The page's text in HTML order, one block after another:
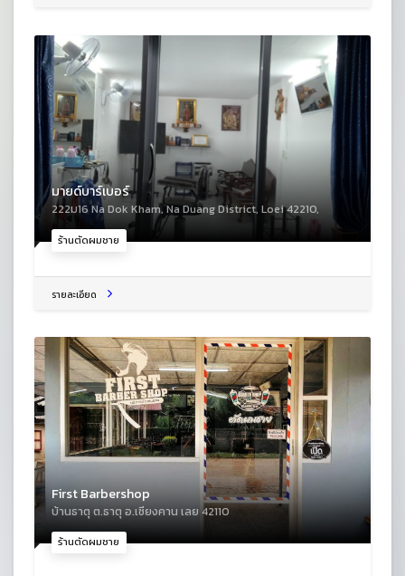
ร้านตัดผมชาย
มายด์บาร์เบอร์
222ม16 Na Dok Kham, Na Duang District, Loei 42210,
รายละเอียด
ร้านตัดผมชาย
First Barbershop
บ้านธาตุ ต.ธาตุ อ.เชียงคาน เลย 42110